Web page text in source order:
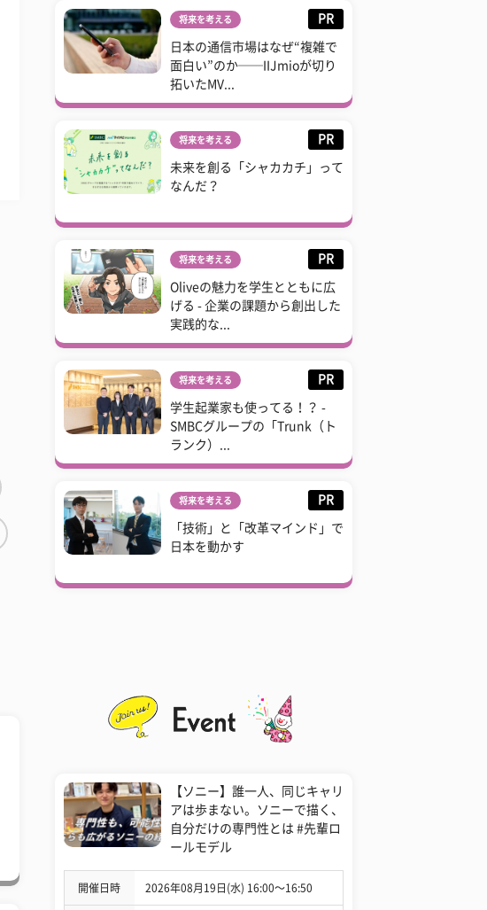
将来を考える PR
日本の通信市場はなぜ“複雑で
面白い”のか──IIJmioが切り
拓いたMV...
将来を考える PR
未来を創る「シャカカチ」って
なんだ？
将来を考える PR
Oliveの魅力を学生とともに広
げる - 企業の課題から創出した
実践的な...
将来を考える PR
学生起業家も使ってる！？ -
SMBCグループの「Trunk（ト
ランク）...
将来を考える PR
「技術」と「改革マインド」で
日本を動かす
【ソニー】誰一人、同じキャリ
アは歩まない。ソニーで描く、
自分だけの専門性とは #先輩ロ
ールモデル
開催日時 2026年08月19日(水) 16:00〜16:50